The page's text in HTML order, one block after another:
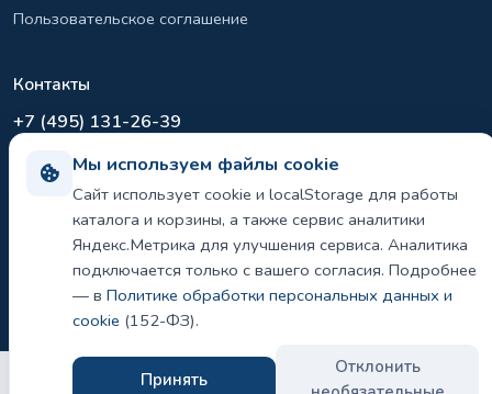
Мы используем файлы cookie
Сайт использует cookie и localStorage для работы
каталога и корзины, а также сервис аналитики
Яндекс.Метрика для улучшения сервиса. Аналитика
подключается только с вашего согласия. Подробнее
— в Политике обработки персональных данных и
cookie (152-ФЗ).
Принять
Отклонить
Пользовательское соглашение
Контакты
+7 (495) 131-26-39
info@el-sirius.ru
МО, г. Раменское, ул. Карла Маркса
Склад: Шереметьево, Московская область
2026 ООО «ЭЛ-СИРИУС». Все права защищены.
Политика конфиденциальности и использования cookie